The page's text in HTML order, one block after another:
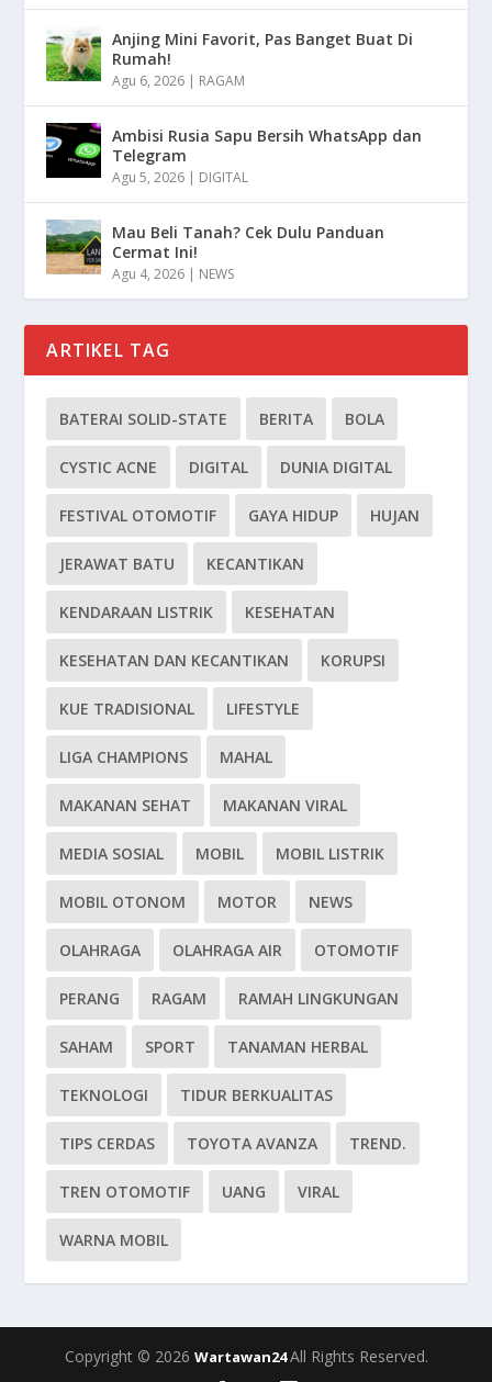
Anjing Mini Favorit, Pas Banget Buat Di
Rumah!
Agu 6, 2026 | RAGAM
Ambisi Rusia Sapu Bersih WhatsApp dan
Telegram
Agu 5, 2026 | DIGITAL
Mau Beli Tanah? Cek Dulu Panduan
Cermat Ini!
Agu 4, 2026 | NEWS
ARTIKEL TAG
BATERAI SOLID-STATE BERITA BOLA
CYSTIC ACNE DIGITAL DUNIA DIGITAL
FESTIVAL OTOMOTIF GAYA HIDUP HUJAN
JERAWAT BATU KECANTIKAN
KENDARAAN LISTRIK KESEHATAN
KESEHATAN DAN KECANTIKAN KORUPSI
KUE TRADISIONAL LIFESTYLE
LIGA CHAMPIONS MAHAL
MAKANAN SEHAT MAKANAN VIRAL
MEDIA SOSIAL MOBIL MOBIL LISTRIK
MOBIL OTONOM MOTOR NEWS
OLAHRAGA OLAHRAGA AIR OTOMOTIF
PERANG RAGAM RAMAH LINGKUNGAN
SAHAM SPORT TANAMAN HERBAL
TEKNOLOGI TIDUR BERKUALITAS
TIPS CERDAS TOYOTA AVANZA TREND.
TREN OTOMOTIF UANG VIRAL
WARNA MOBIL
Copyright © 2026 Wartawan24All Rights Reserved.